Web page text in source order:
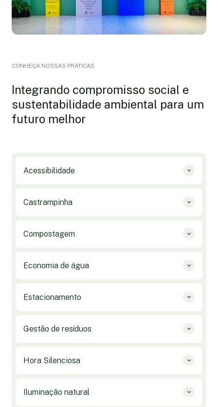
CONHEÇA NOSSAS PRÁTICAS
Integrando compromisso social e
sustentabilidade ambiental para um
futuro melhor
Acessibilidade
Castrampinha
Compostagem
Economia de água
Estacionamento
Gestão de resíduos
Hora Silenciosa
Iluminação natural